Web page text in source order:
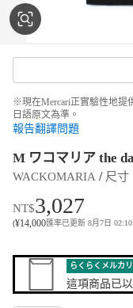
※現在Mercari正實驗性地提
日語原文為準。
報告翻譯問題
M ワコマリア the
WACKOMARIA / 尺寸
NT$3,027
(¥14,000匯率已更新 8月7日
らくらくメルカ
這項商品已以